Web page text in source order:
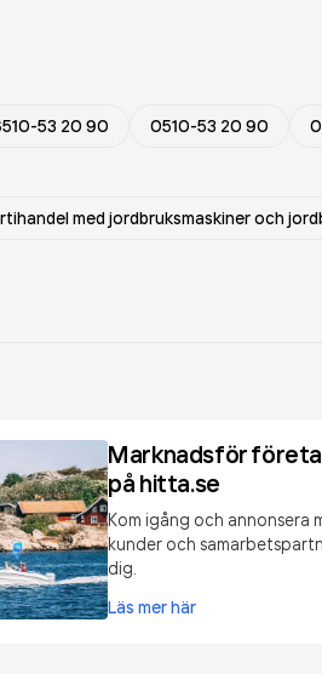
53 20 90 0510-53 20 90
med jordbruksmaskiner och
Marknadsför
på hitta.se
Kom igång och annonsera
kunder och
dig.
Läs mer här